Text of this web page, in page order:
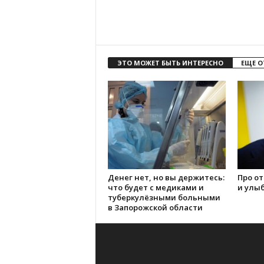
ЭТО МОЖЕТ БЫТЬ ИНТЕРЕСНО ЕЩЕ
Денег нет, но вы держитесь:
что будет с медиками и
туберкулёзными больными
в Запорожской области
Про
и